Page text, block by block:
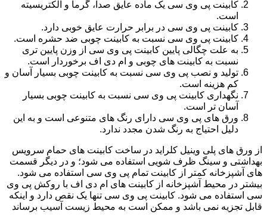
کابینت پی وی سی یک ماده عایق صدا، گرما و الکتریسیته
است.
کابینت پی وی سی در برابر حرارت عایق خوبی دارد.
کابینت پی وی سی نسبت به کابینت چوبی ضد حشره است.
به علت چگالی پایین کابینت پی وی سی از وزن پایین تری
نسبت به کابینت های چوبی و ام دی اف برخوردار است.
تولید و نصب پی وی سی نسبت به کابینت چوبی بسیار آسان و
کم هزینه است.
نگهداری کابینت پی وی سی نسبت به کابینت چوبی بسیار
آسان تر است.
ورق های پی وی سی دارای رنگ های متنوعی است و به این
دلیل احتیاج به رنگ شدن مجدد ندارد.
از ورق های پلی وینیل کلراید در ساخت کابینت های حمام سرویس
بهداشتی و سینگ ظرف شویی استفاده می شود؛ و در دیگر قسمت
های آشپزخانه کمتر از کابینت تمام پی وی سی استفاده می شود.
بیشتر در محیط آشپزخانه از کابینت های ام دی اف با روکش پی وی
سی استفاده می شود. کابینت پی وی سی تنها یک نقص دارد و اینکه
قابل تجزیه نمی باشد و ممکن است به محیط زیست آسیب برساند